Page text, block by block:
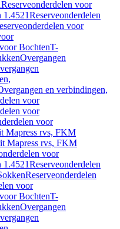
Reserveonderdelen voor
1.4521Reserveonderdelen
voor
BochtenT-
Overgangen
en verbindingen,
voor
voor
voor
Mapress rvs, FKM
Mapress rvs, FKM
voor
1.4521Reserveonderdelen
Reserveonderdelen
voor
BochtenT-
Overgangen